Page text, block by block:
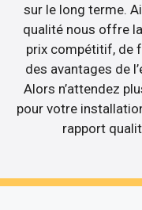
sur le long terme.
qualité nous offre
prix compétitif, de
des avantages de
Alors n’attendez
pour votre
rapport